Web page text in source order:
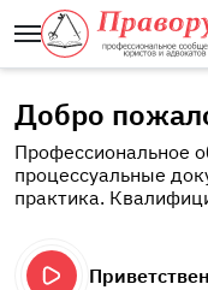
Добро
Профессиональное
процессуальные
практика.